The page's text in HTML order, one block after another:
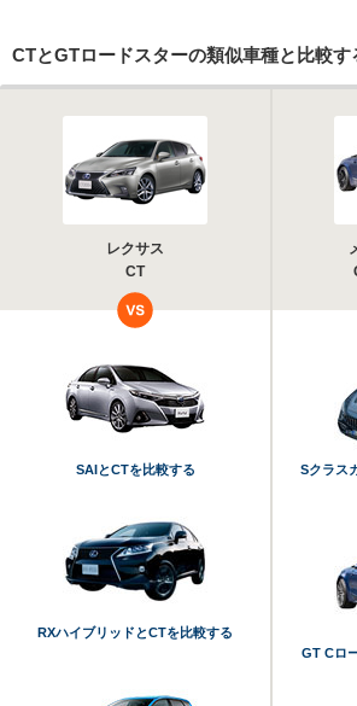
CTとGTロードスターの類似車種と比較す
レクサス
CT
SAIとCTを比較する
RXハイブリッドとCTを比較する
Sクラス
GT Cロ